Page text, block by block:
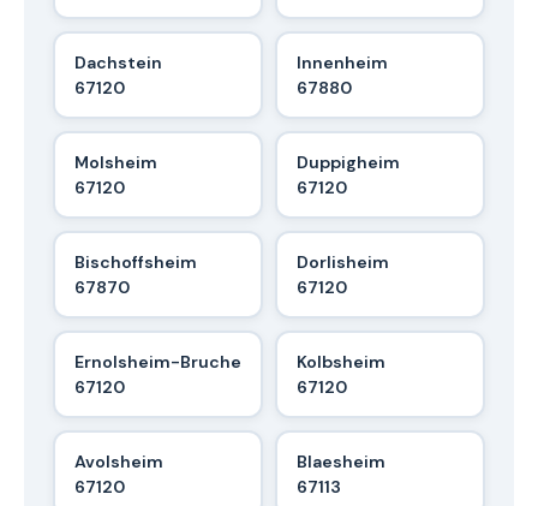
Dachstein
67120
Innenheim
67880
Molsheim
67120
Duppigheim
67120
Bischoffsheim
67870
Dorlisheim
67120
Ernolsheim-Bruche
67120
Kolbsheim
67120
Avolsheim
67120
Blaesheim
67113